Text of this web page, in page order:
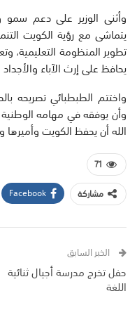
وأثنى الوزير على دعم سمو
يتماشى مع رؤية الكويت
تطوير المنظومة التعليمية،
يحافظ على إرث الآباء
واختتم الطبطبائي تصريحه
وأن يوفقه في مهامه
الله أن يحفظ الكويت
71
مشاركة
Facebook
الخبر السابق
حفل تخرج مدرسة أجيال ثنائية
اللغة